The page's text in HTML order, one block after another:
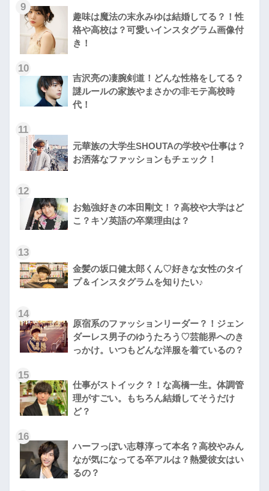
9
趣味は魔法の末永みゆは結婚してる？！性
格や高校は？可愛いインスタグラム画像付
き！
10
吉沢亮の凄腕剣道！どんな性格をしてる？
謎ルールの家族やまさかの非モテ高校時
代！
11
元華族の大学生SHOUTAの学校や仕事は？
お洒落なファッションもチェック！
12
お勉強好きの本田剛文！？高校や大学はど
こ？キソ英語の卒業理由は？
13
金髪の坂口健太郎くん♡好きな女性のタイ
プ＆インスタグラムを知りたい♪
14
原宿系のファッションリーダー？！ジェン
ダーレス男子のゆうたろう♡芸能界へのき
っかけ。いつもどんな洋服を着ているの？
15
仕事がストイック？！な高橋一生。体調管
理がすごい。もちろん結婚してそうだけ
ど？
16
ハーフっぽい志尊淳って本名？高校やみん
なが気になってる卒アルは？熱愛彼女はい
るの？